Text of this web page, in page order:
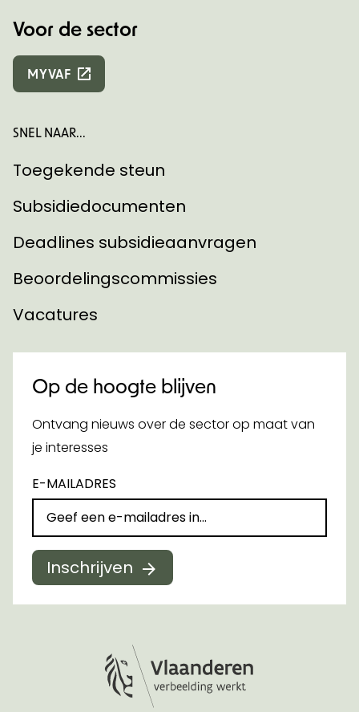
Voor de sector
MYVAF
SNEL NAAR...
Toegekende steun
Subsidiedocumenten
Deadlines subsidieaanvragen
Beoordelingscommissies
Vacatures
Op de hoogte blijven
Ontvang nieuws over de sector op maat van
je interesses
E-MAILADRES
Inschrijven